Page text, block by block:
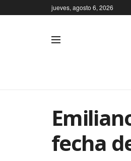
jueves, agosto 6, 2026
fecha